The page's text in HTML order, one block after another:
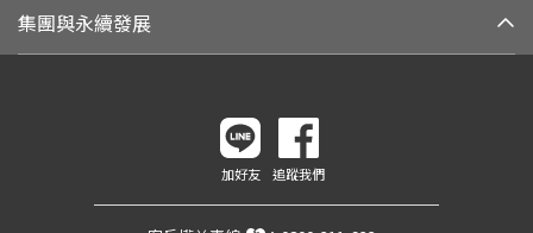
集團與永續發展
加好友 追蹤我們